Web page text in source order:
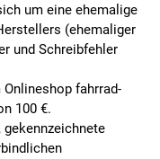
um eine ehemalige
(ehemaliger
und Schreibfehler
fahrrad-
100 €.
gekennzeichnete